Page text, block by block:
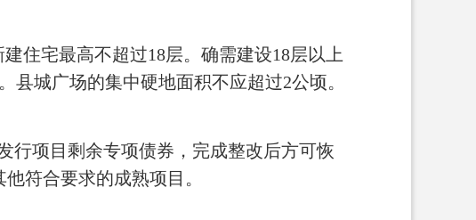
住宅最高不超过18层。确需建设18层以上
城广场的集中硬地面积不应超过2公顷。
行项目剩余专项债券，完成整改后方可恢
符合要求的成熟项目。